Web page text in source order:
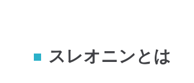
スレオニンとは